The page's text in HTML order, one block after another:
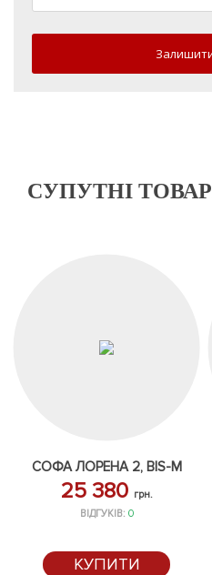
СУПУТНІ
СОФА ЛОРЕНА 2, BIS-M
25 380 грн.
ВІДГУКІВ: 0
КУПИТИ